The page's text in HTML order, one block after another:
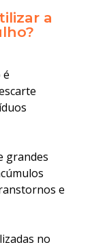
a
é
grandes
e
no